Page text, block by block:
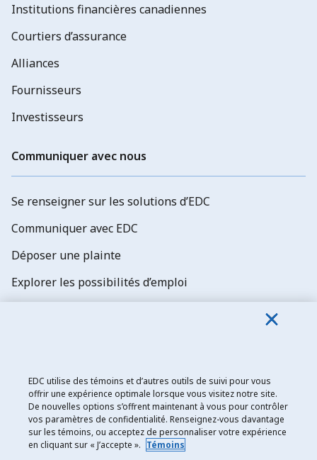
Institutions financières canadiennes
Courtiers d’assurance
Alliances
Fournisseurs
Investisseurs
Communiquer avec nous
Se renseigner sur les solutions d’EDC
Communiquer avec EDC
Déposer une plainte
Explorer les possibilités d’emploi
Exportation et développement Canada
Énoncé de confidentialité
EDC utilise des témoins et d’autres outils de suivi pour vous
offrir une expérience optimale lorsque vous visitez notre site.
De nouvelles options s’offrent maintenant à vous pour contrôler
vos paramètres de confidentialité. Renseignez-vous davantage
sur les témoins, ou acceptez de personnaliser votre expérience
en cliquant sur « J’accepte ». Témoins